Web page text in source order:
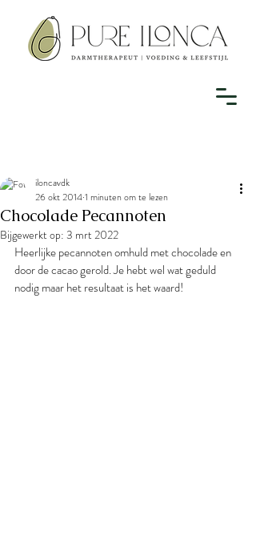
Chocolade Pecannoten
iloncavdk
26 okt 20141 minuten om te lezen
Bijgewerkt op: 3 mrt 2022
Heerlijke pecannoten omhuld met chocolade en
door de cacao gerold. Je hebt wel wat geduld
nodig maar het resultaat is het waard!